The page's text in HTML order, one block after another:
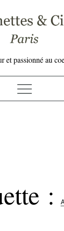
et passionné au
: